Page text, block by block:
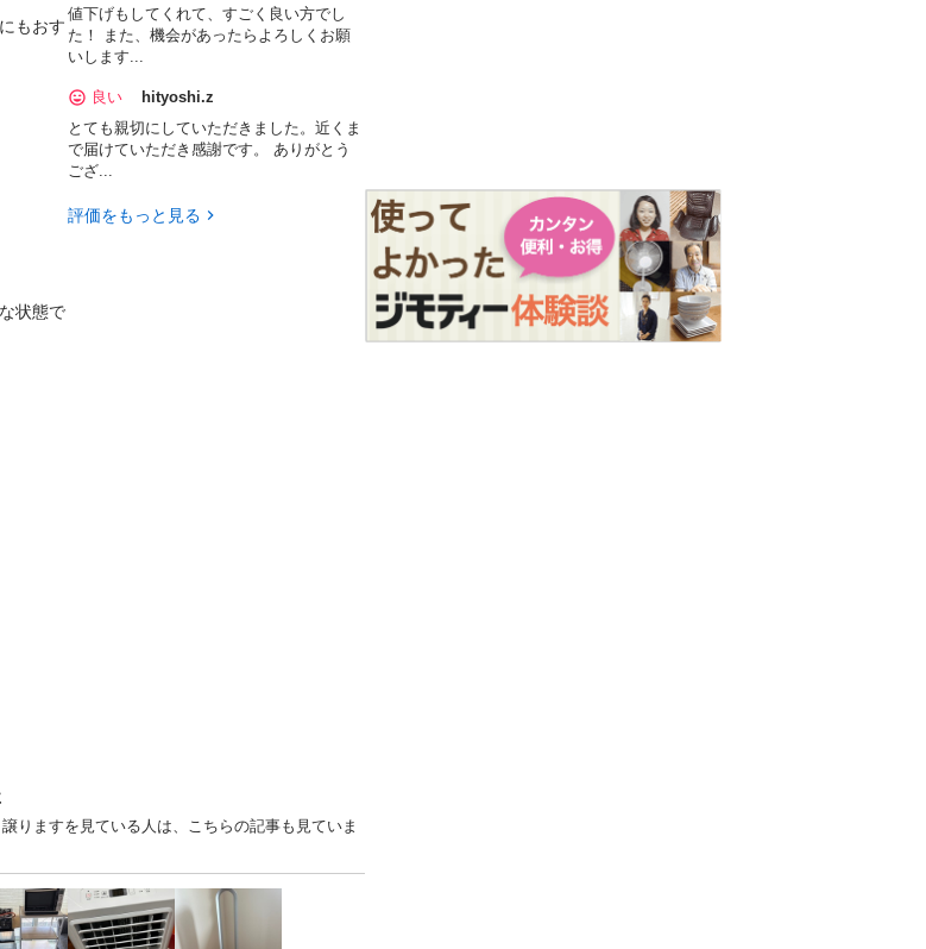
もおす
状態で
値下げもしてくれて、すごく良い方でし
た！ また、機会があったらよろしくお願
いします...
良い
hityoshi.z
とても親切にしていただきました。近くま
で届けていただき感謝です。 ありがとう
ござ...
評価をもっと見る
りますを見ている人は、こちらの記事も見ていま